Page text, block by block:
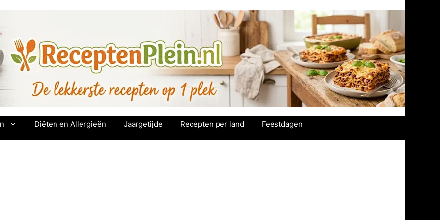
Diëten en Allergieën Jaargetijde Recepten per land Feestdagen